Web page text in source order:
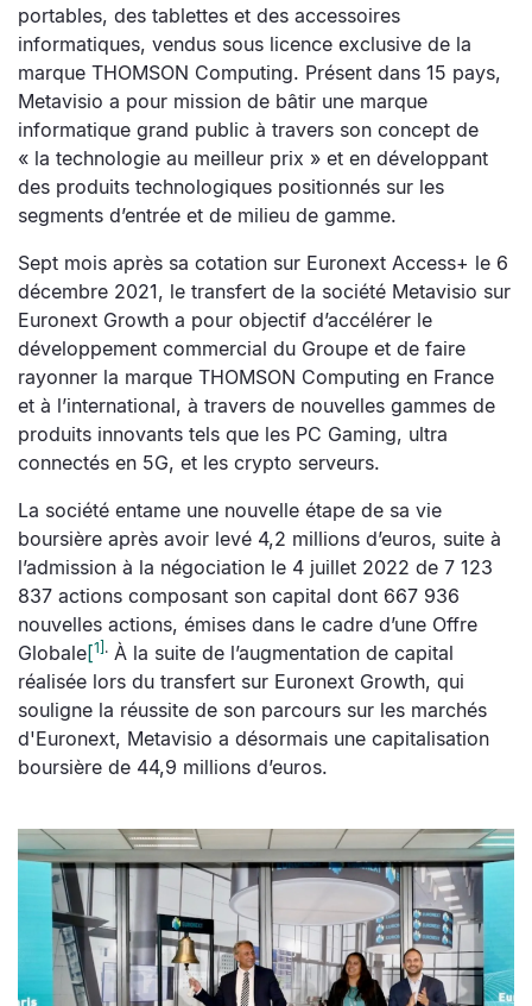
portables, des tablettes et des accessoires
informatiques, vendus sous licence exclusive de la
marque THOMSON Computing. Présent dans 15 pays,
Metavisio a pour mission de bâtir une marque
informatique grand public à travers son concept de
« la technologie au meilleur prix » et en développant
des produits technologiques positionnés sur les
segments d’entrée et de milieu de gamme.
Sept mois après sa cotation sur Euronext Access+ le 6
décembre 2021, le transfert de la société Metavisio sur
Euronext Growth a pour objectif d’accélérer le
développement commercial du Groupe et de faire
rayonner la marque THOMSON Computing en France
et à l’international, à travers de nouvelles gammes de
produits innovants tels que les PC Gaming, ultra
connectés en 5G, et les crypto serveurs.
La société entame une nouvelle étape de sa vie
boursière après avoir levé 4,2 millions d’euros, suite à
l’admission à la négociation le 4 juillet 2022 de 7 123
837 actions composant son capital dont 667 936
nouvelles actions, émises dans le cadre d’une Offre
Globale[1] . À la suite de l’augmentation de capital
réalisée lors du transfert sur Euronext Growth, qui
souligne la réussite de son parcours sur les marchés
d'Euronext, Metavisio a désormais une capitalisation
boursière de 44,9 millions d’euros.